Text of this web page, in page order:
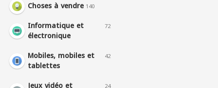
Choses à vendre 140
Informatique et
électronique
72
Mobiles, mobiles et
tablettes
42